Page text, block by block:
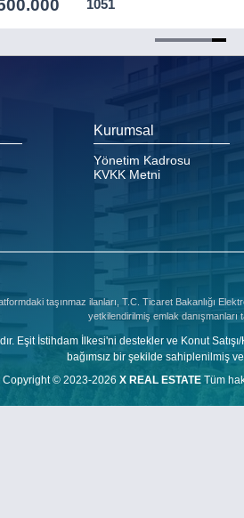
1051
Kurumsal
Yönetim Kadrosu
KVKK Metni
taşınmaz ilanları, T.C. Ticaret Bakanlığı
yetkilendirilmiş emlak danışmanları
Eşit İstihdam İlkesi'ni destekler ve Konut
bağımsız bir şekilde sahiplenilmiş
Copyright © 2023-2026 X REAL ESTATE Tüm